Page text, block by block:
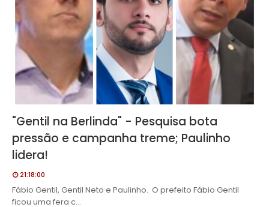
"Gentil na Berlinda" - Pesquisa bota
pressão e campanha treme; Paulinho
lidera!
21:18:00
Fábio Gentil, Gentil Neto e Paulinho. O prefeito Fábio Gentil
ficou uma fera c…